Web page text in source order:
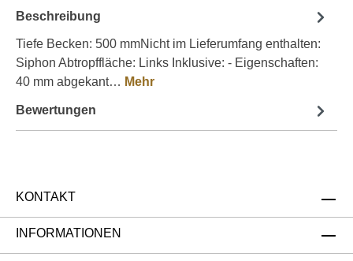
Beschreibung
Tiefe Becken: 500 mmNicht im Lieferumfang enthalten:
Siphon Abtropffläche: Links Inklusive: - Eigenschaften:
40 mm abgekant… Mehr
Bewertungen
KONTAKT
INFORMATIONEN